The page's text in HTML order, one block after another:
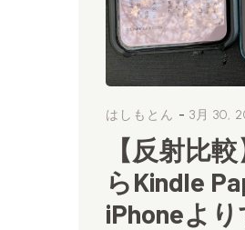
はしもとん - 3月 30,
【反射比
らKindle
iPhoneよ